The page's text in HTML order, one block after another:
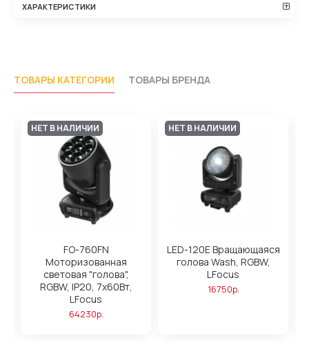
ХАРАКТЕРИСТИКИ
ТОВАРЫ КАТЕГОРИИ ТОВАРЫ БРЕНДА
НЕТ В НАЛИЧИИ
FO-760FN
Моторизованная
световая "голова",
RGBW, IP20, 7х60Вт,
LFocus
64230р.
НЕТ В НАЛИЧИИ
LED-120E Вращающаяся
голова Wash, RGBW,
LFocus
16750р.